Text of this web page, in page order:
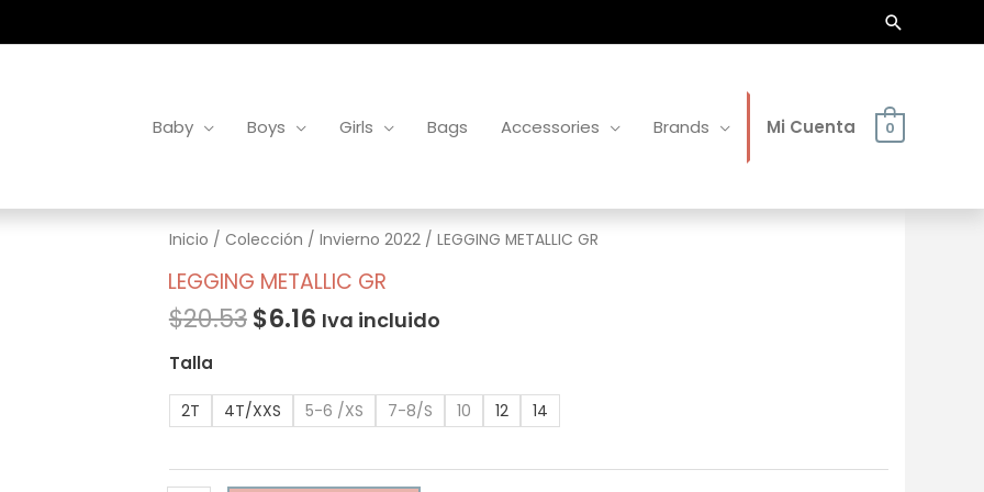
Buscar
Baby Boys Girls Bags Accessories Brands Mi Cuenta 0
Inicio / Colección / Invierno 2022/ LEGGING METALLIC GR
LEGGING METALLIC GR
$20.53$6.16 Iva incluido
Talla
2T 4T/XXS 5-6 /XS 7-8/S 10 12 14
LEGGING
METALLIC
cantidad